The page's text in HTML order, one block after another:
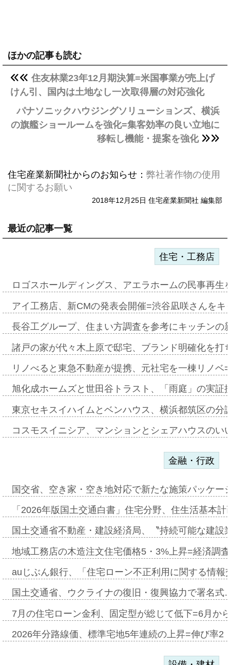
ほかの記事も読む
住友林業23年12月期決算=米国事業が売上げ
けん引、国内は土地なし一次取得層の対応強化
パナソニックハウジングソリューションズ、横浜
の旗艦ショールームを強化=集客効率の良い立地に
移転し機能・提案を強化
住宅産業新聞社からのお知らせ： 弊社著作物の使用
に関するお願い
2018年12月25日 住宅産業新聞社 編集部
最近の記事一覧
住宅・工務店
ロゴスホールディングス、アエラホームの民事再
アイ工務店、新CMの発表会開催=渋谷凪咲さんを
長谷工グループ、住まい方調査を参考にキッチン
諸戸の家が代々木上原で邸宅、ブランド明確化を
リノべると東急不動産が提携、元社宅を一棟リノ
旭化成ホームズと世田谷トラスト、「雨庭」の実
東京セキスイハイムとベンハウス、横浜都筑区の
コスモスイニシア、マンションとシェアハウスの
金融・行政
国交省、空き家・空き地対応で新たな施策パッケ
「2026年版国土交通白書」住宅分野、住生活基本
国土交通省不動産・建設経済局、〝持続可能な建
地域工務店の木造注文住宅価格5・3%上昇=経済調
auじぶん銀行、「住宅ローン不正利用に関する情
国土交通省、ウクライナの復旧・復興協力で署名
7月の住宅ローン金利、固定型が総じて低下=6月か
2026年分路線価、標準宅地5年連続の上昇=伸び率